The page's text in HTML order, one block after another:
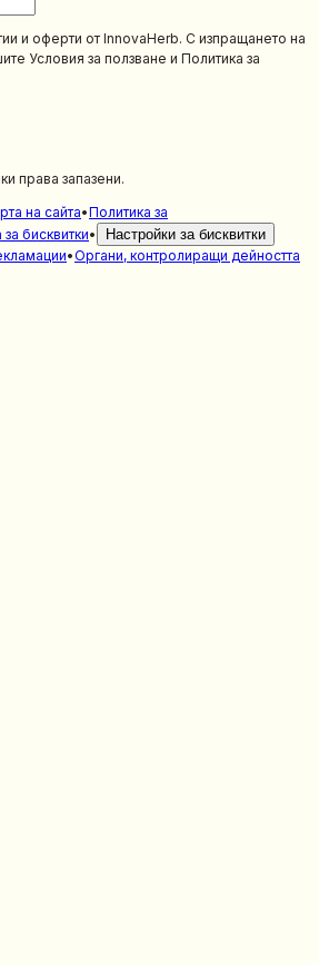
и оферти от InnovaHerb. С изпращането на
Условия за ползване и Политика за
права запазени.
на сайта•Политика за
бисквитки•
Настройки за бисквитки
•Органи, контролиращи дейността